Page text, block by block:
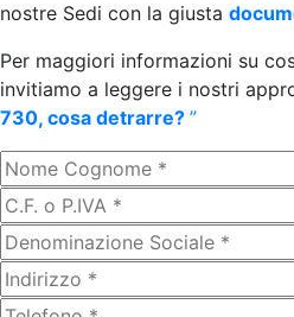
nostre Sedi con la giusta
Per maggiori informazioni su
invitiamo a leggere i nostri
730, cosa detrarre? ”